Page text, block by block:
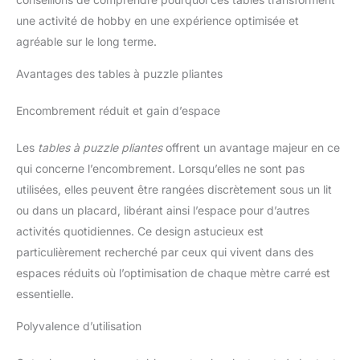
une activité de hobby en une expérience optimisée et
agréable sur le long terme.
Avantages des tables à puzzle pliantes
Encombrement réduit et gain d’espace
Les tables à puzzle pliantesoffrent un avantage majeur en ce
qui concerne l’encombrement. Lorsqu’elles ne sont pas
utilisées, elles peuvent être rangées discrètement sous un lit
ou dans un placard, libérant ainsi l’espace pour d’autres
activités quotidiennes. Ce design astucieux est
particulièrement recherché par ceux qui vivent dans des
espaces réduits où l’optimisation de chaque mètre carré est
essentielle.
Polyvalence d’utilisation